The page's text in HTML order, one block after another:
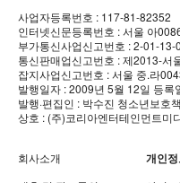
사업자등록번호 : 117-81-82352
인터넷신문등록번호 : 서울 아
부가통신사업신고번호 : 2-01-13-
통신판매업신고번호 : 제2013-서
잡지사업신고번호 : 서울 중.라
발행일자 : 2009년 5월 12일 등록
발행·편집인 : 박수진 청소년보호
상호 : (주)코리아엔터테인먼트미
회사소개 개인